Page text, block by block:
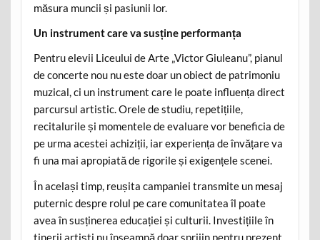
măsura muncii și pasiunii lor.
Un instrument care va susține performanța
Pentru elevii Liceului de Arte „Victor Giuleanu”, pianul
de concerte nou nu este doar un obiect de patrimoniu
muzical, ci un instrument care le poate influența direct
parcursul artistic. Orele de studiu, repetițiile,
recitalurile și momentele de evaluare vor beneficia de
pe urma acestei achiziții, iar experiența de învățare va
fi una mai apropiată de rigorile și exigențele scenei.
În același timp, reușita campaniei transmite un mesaj
puternic despre rolul pe care comunitatea îl poate
avea în susținerea educației și culturii. Investițiile în
tinerii artiști nu înseamnă doar sprijin pentru prezent,